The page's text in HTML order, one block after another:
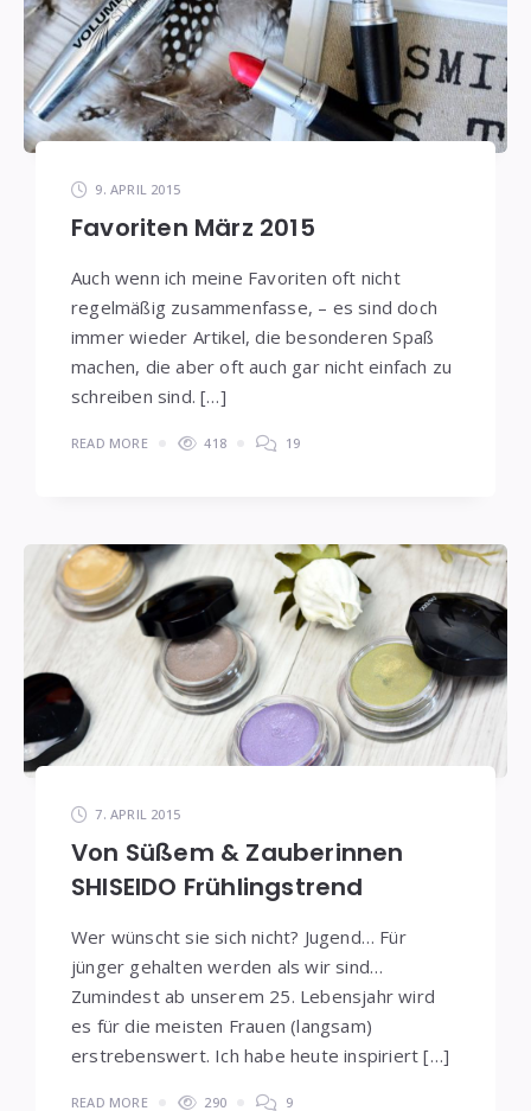
9. APRIL 2015
Favoriten März 2015
Auch wenn ich meine Favoriten oft nicht
regelmäßig zusammenfasse, – es sind doch
immer wieder Artikel, die besonderen Spaß
machen, die aber oft auch gar nicht einfach zu
schreiben sind. […]
READ MORE 418 19
7. APRIL 2015
Von Süßem & Zauberinnen
SHISEIDO Frühlingstrend
Wer wünscht sie sich nicht? Jugend… Für
jünger gehalten werden als wir sind…
Zumindest ab unserem 25. Lebensjahr wird
es für die meisten Frauen (langsam)
erstrebenswert. Ich habe heute inspiriert […]
READ MORE 290 9